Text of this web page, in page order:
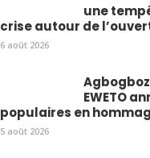
une
crise autour de
6 août 2026
EWETO
populaires en
5 août 2026